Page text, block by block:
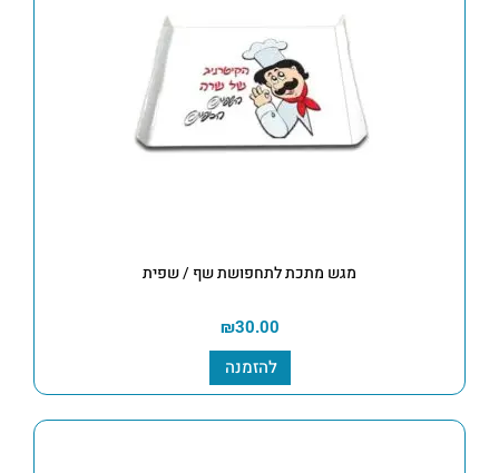
מגש מתכת לתחפושת שף / שפית
₪30.00
להזמנה